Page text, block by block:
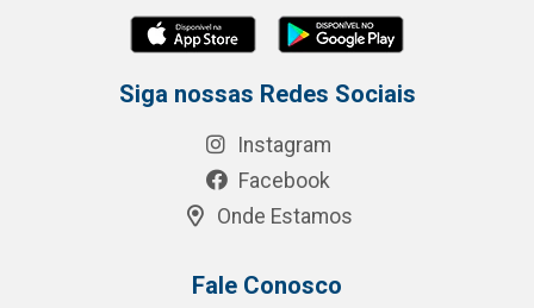
Siga nossas Redes Sociais
Instagram
Facebook
Onde Estamos
Fale Conosco